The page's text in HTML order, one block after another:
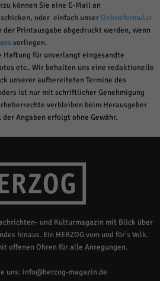
können Sie eine E-Mail an
schicken, oder einfach unserOnlineformular
der Printausgabe abgedruckt werden, wenn
vorliegen.
Haftung für unverlangt eingesandte
etc.. Wir behalten uns eine redaktionelle
unserer aufbereiteten Termine des
ist nur mit schriftlicher Genehmigung
verbleiben beim Herausgeber
Angaben erfolgt ohne Gewähr.
und Kulturmagazin mit Blick über
hinaus. Ein HERZOG vom und für's Volk.
offenen Ohren für alle Anregungen.
uns: info@herzog-magazin.de